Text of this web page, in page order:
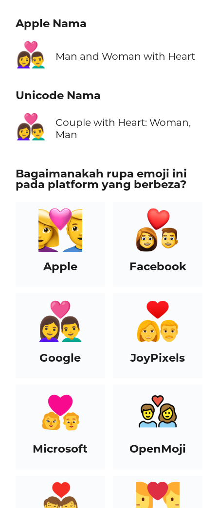
Apple Nama
👩‍❤️‍👨 Man and Woman with Heart
Unicode Nama
👩‍❤️‍👨
Couple with Heart: Woman,
Man
Bagaimanakah rupa emoji ini
pada platform yang berbeza?
Apple Facebook
Google JoyPixels
Microsoft OpenMoji